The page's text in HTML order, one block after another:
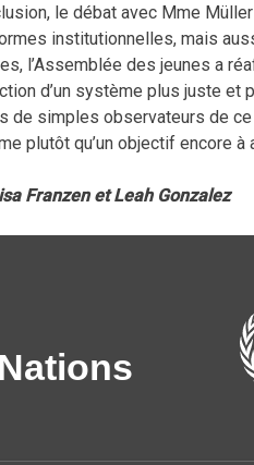
le débat avec Mme
institutionnelles, mais
l’Assemblée des jeunes a
d’un système plus juste et
de simples observateurs de
plutôt qu’un objectif encore à
Franzen et Leah Gonzalez